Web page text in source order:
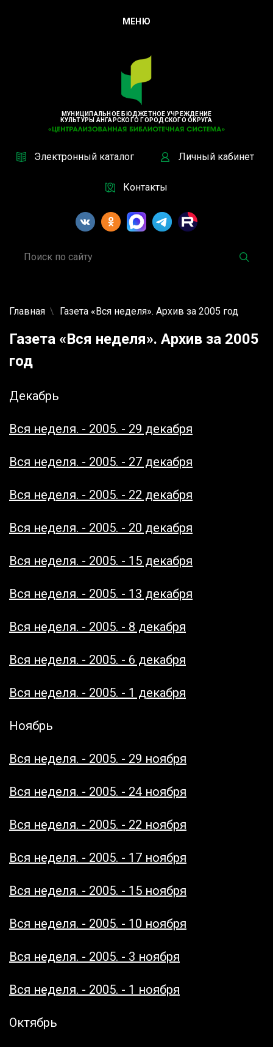
МУНИЦИПАЛЬНОЕ БЮДЖЕТНОЕ УЧРЕЖДЕНИЕ
КУЛЬТУРЫ АНГАРСКОГО ГОРОДСКОГО ОКРУГА
Электронный каталог Личный кабинет
Контакты
МЕНЮ
Главная Газета «Вся неделя». Архив за 2005 год
Газета «Вся неделя». Архив за 2005
год
Декабрь
Вся неделя. - 2005. - 29 декабря
Вся неделя. - 2005. - 27 декабря
Вся неделя. - 2005. - 22 декабря
Вся неделя. - 2005. - 20 декабря
Вся неделя. - 2005. - 15 декабря
Вся неделя. - 2005. - 13 декабря
Вся неделя. - 2005. - 8 декабря
Вся неделя. - 2005. - 6 декабря
Вся неделя. - 2005. - 1 декабря
Ноябрь
Вся неделя. - 2005. - 29 ноября
Вся неделя. - 2005. - 24 ноября
Вся неделя. - 2005. - 22 ноября
Вся неделя. - 2005. - 17 ноября
Вся неделя. - 2005. - 15 ноября
Вся неделя. - 2005. - 10 ноября
Вся неделя. - 2005. - 3 ноября
Вся неделя. - 2005. - 1 ноября
Октябрь